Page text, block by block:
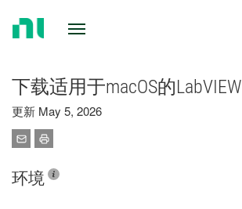
下载适用于macOS的LabVIEW
更新 May 5, 2026
环境